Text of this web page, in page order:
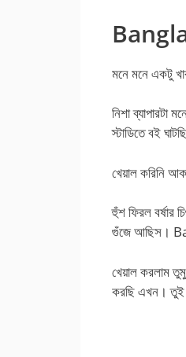
মনে মনে একটু
নিশা
স্টাডিতে বই
খেয়াল করিনি
হুঁশ ফিরল বর্ষার
গুঁজে আছিস।
খেয়াল করলাম
করছি এখন। তুই